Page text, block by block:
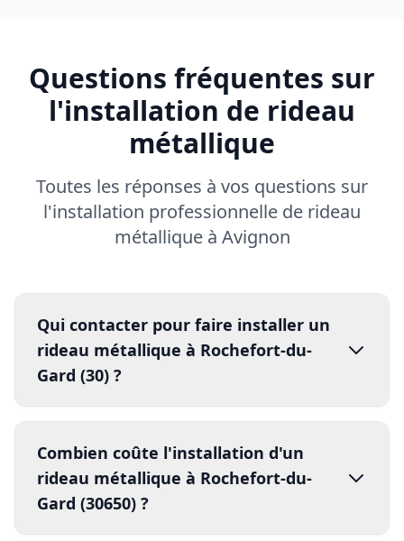
Questions fréquentes sur
l'installation de rideau
métallique
Toutes les réponses à vos questions sur
l'installation professionnelle de rideau
métallique à Avignon
Qui contacter pour faire installer un
rideau métallique à Rochefort-du-
Gard (30) ?
rideau métallique à Avignon
04 84 51 02 52
24h/24 et 7j/7
Combien coûte l'installation d'un
rideau métallique à Rochefort-du-
Gard (30650) ?